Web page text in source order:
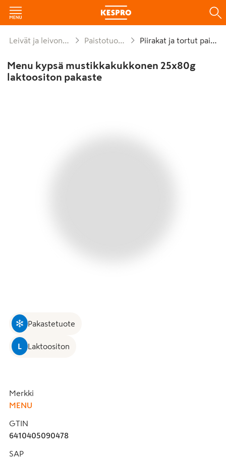
Leivät ja leivonnaiset Paistotuotteet Piirakat ja tortut paisto
Menu kypsä mustikkakukkonen 25x80g
laktoositon pakaste
Pakastetuote
L Laktoositon
Merkki
MENU
GTIN
6410405090478
SAP